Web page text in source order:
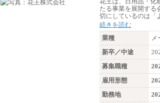
たる事業を展開する
切にしているのは「
続きを読む
業種
新卒／中途
募集職種
雇用形態
勤務地